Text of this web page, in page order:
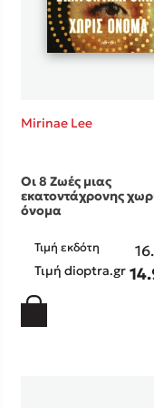
Το
Mirinae Lee
Οι 8 Ζωές μιας
εκατοντάχρονης
όνομα
Τιμή εκδότη
Τιμή dioptra.gr